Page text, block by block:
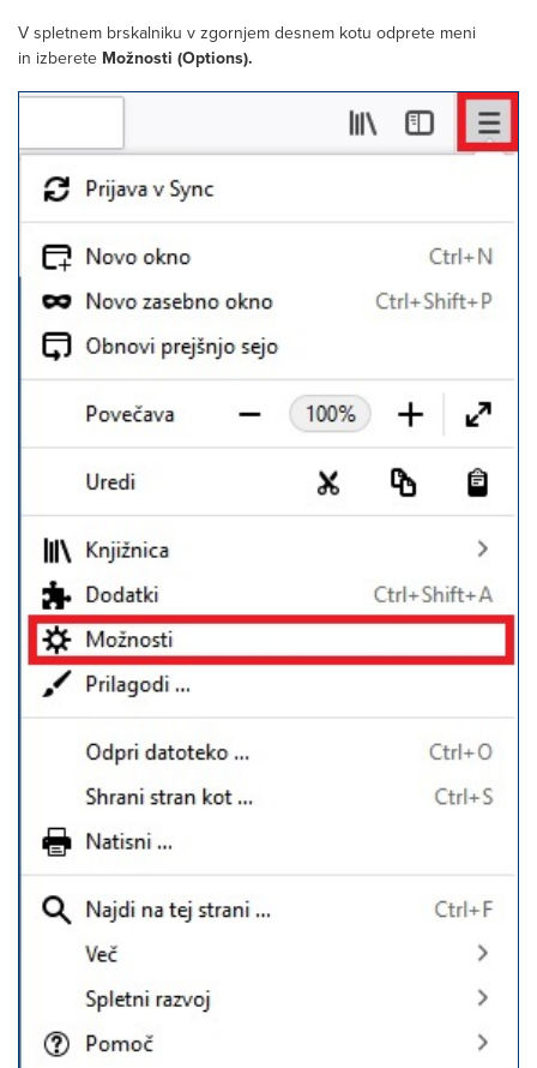
V spletnem brskalniku v zgornjem desnem kotu odprete meni
in izberete Možnosti (Options).